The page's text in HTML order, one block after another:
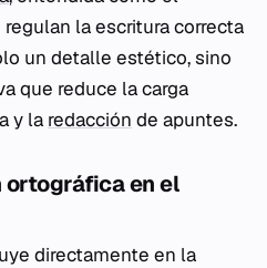
la escritura correcta
un detalle estético, sino
que reduce la carga
y la redacción de apuntes.
ortográfica en el
directamente en la